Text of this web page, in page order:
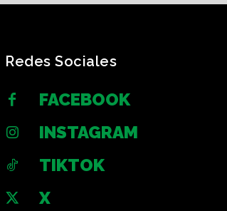
Redes Sociales
FACEBOOK
INSTAGRAM
TIKTOK
X